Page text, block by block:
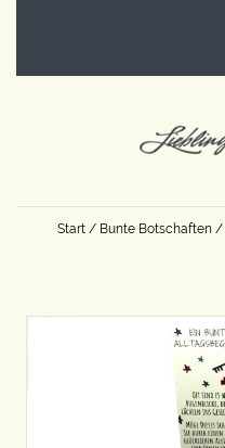
Start / Bunte Botschaften /